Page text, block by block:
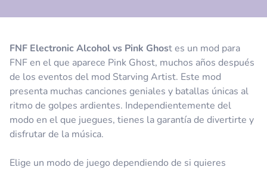
FNF Electronic Alcohol vs Pink Ghost es un mod para
FNF en el que aparece Pink Ghost, muchos años después
de los eventos del mod Starving Artist. Este mod
presenta muchas canciones geniales y batallas únicas al
ritmo de golpes ardientes. Independientemente del
modo en el que juegues, tienes la garantía de divertirte y
disfrutar de la música.
Elige un modo de juego dependiendo de si quieres